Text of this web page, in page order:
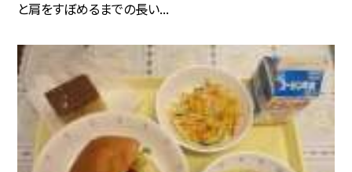
と肩をすぼめるまでの長い...